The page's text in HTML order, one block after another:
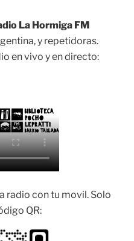
La Hormiga FM
y repetidoras.
en vivo y en directo:
radio con tu movil. Solo
QR: